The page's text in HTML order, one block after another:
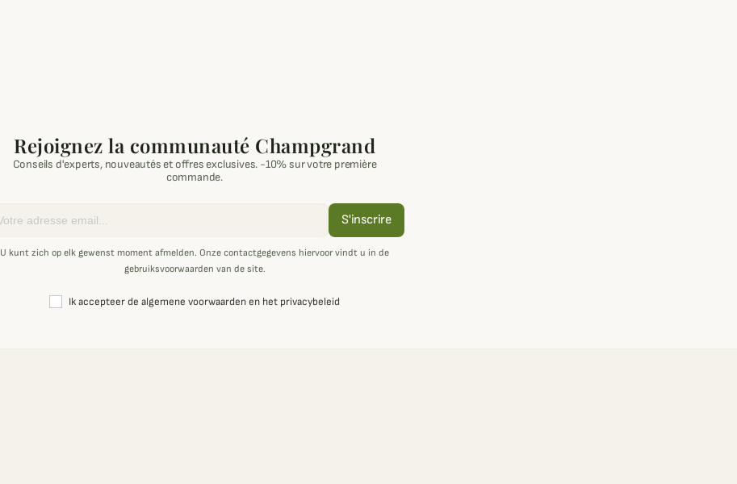
Rejoignez la communauté Champgrand
Conseils d'experts, nouveautés et offres exclusives. -10% sur votre première
commande.
S'inscrire
U kunt zich op elk gewenst moment afmelden. Onze contactgegevens hiervoor vindt u in de
gebruiksvoorwaarden van de site.
Ik accepteer de algemene voorwaarden en het privacybeleid